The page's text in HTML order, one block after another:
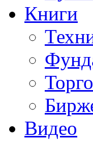
Книги
Видео